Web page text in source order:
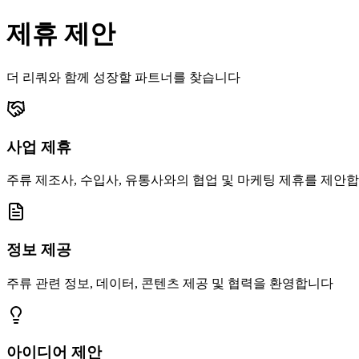
제휴 제안
더 리쿼와 함께 성장할 파트너를 찾습니다
사업 제휴
주류 제조사, 수입사, 유통사와의 협업 및 마케팅 제휴를 제안
정보 제공
주류 관련 정보, 데이터, 콘텐츠 제공 및 협력을 환영합니다
아이디어 제안